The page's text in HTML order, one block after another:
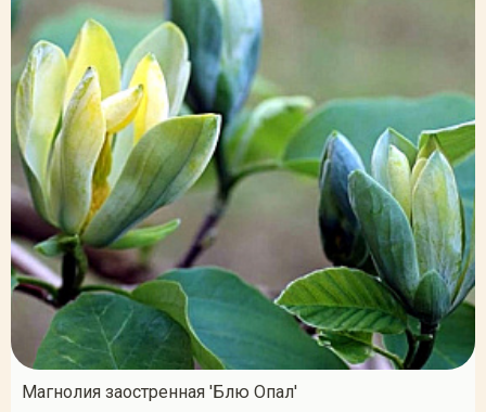
Магнолия заостренная 'Блю Опал'